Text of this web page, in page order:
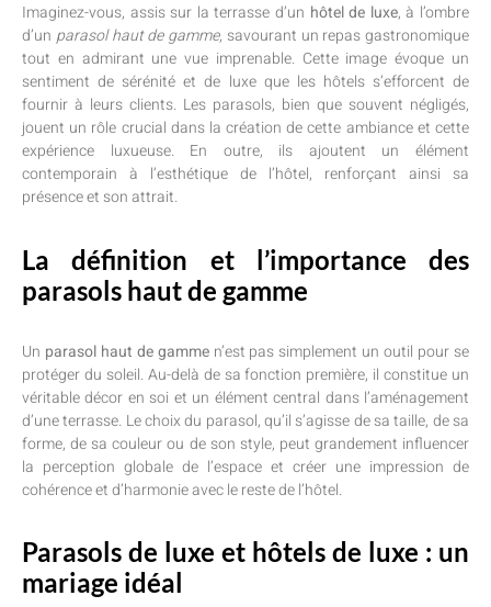
Imaginez-vous, assis sur la terrasse d’un hôtel de luxe, à l’ombre
d’un parasol haut de gamme, savourant un repas gastronomique
tout en admirant une vue imprenable. Cette image évoque un
sentiment de sérénité et de luxe que les hôtels s’efforcent de
fournir à leurs clients. Les parasols, bien que souvent négligés,
jouent un rôle crucial dans la création de cette ambiance et cette
expérience luxueuse. En outre, ils ajoutent un élément
contemporain à l’esthétique de l’hôtel, renforçant ainsi sa
présence et son attrait.
La définition et l’importance des
parasols haut de gamme
Un parasol haut de gammen’est pas simplement un outil pour se
protéger du soleil. Au-delà de sa fonction première, il constitue un
véritable décor en soi et un élément central dans l’aménagement
d’une terrasse. Le choix du parasol, qu’il s’agisse de sa taille, de sa
forme, de sa couleur ou de son style, peut grandement influencer
la perception globale de l’espace et créer une impression de
cohérence et d’harmonie avec le reste de l’hôtel.
Parasols de luxe et hôtels de luxe : un
mariage idéal